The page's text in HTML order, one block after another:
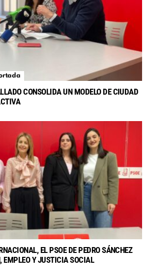
CONSOLIDA UN MODELO DE CIUDAD
EL PSOE DE PEDRO SÁNCHEZ
EMPLEO Y JUSTICIA SOCIAL